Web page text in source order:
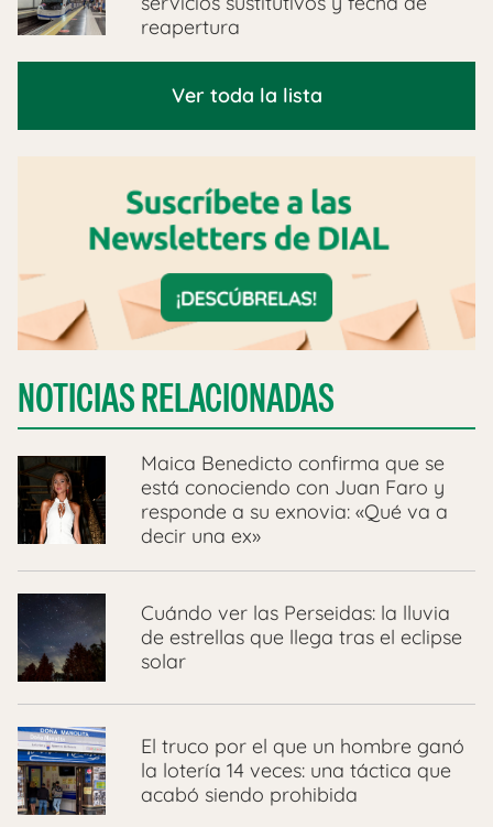
reapertura
Ver toda la lista
NOTICIAS RELACIONADAS
Maica Benedicto confirma que se
está conociendo con Juan Faro y
responde a su exnovia: «Qué va a
decir una ex»
Cuándo ver las Perseidas: la lluvia
de estrellas que llega tras el eclipse
solar
El truco por el que un hombre ganó
la lotería 14 veces: una táctica que
acabó siendo prohibida